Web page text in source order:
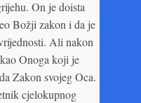
On je doista
Božji zakon i da je
Ali nakon
Onoga koji je
Zakon svojeg Oca.
cjelokupnog